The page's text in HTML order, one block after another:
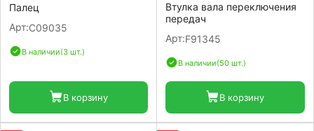
Палец
Арт:C09035
В наличии(3 шт.)
В корзину
Втулка вала переключения
передач
Арт:F91345
В наличии(50 шт.)
В корзину